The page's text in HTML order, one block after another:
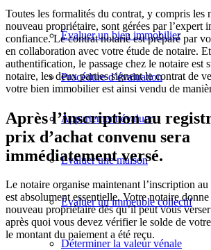
Évaluer un bien immobilier
Procédure d’évaluation
Appartement évaluer
Évaluer une maison
Évaluer un immeuble collectif
Déterminer la valeur vénale
Toutes les formalités du contrat, y compris les
nouveau propriétaire, sont gérées par l’expert
confiance. Le contrat notarié est préparé par
en collaboration avec votre étude de notaire.
authentification, le passage chez le notaire est
notaire, les deux parties signent le contrat de
votre bien immobilier est ainsi vendu de
Après l’inscription au
prix d’achat convenu sera
immédiatement versé.
Le notaire organise maintenant l’inscription
est absolument essentielle. Votre notaire
nouveau propriétaire dès qu’il peut vous
après quoi vous devez vérifier le solde de
le montant du paiement a été reçu.